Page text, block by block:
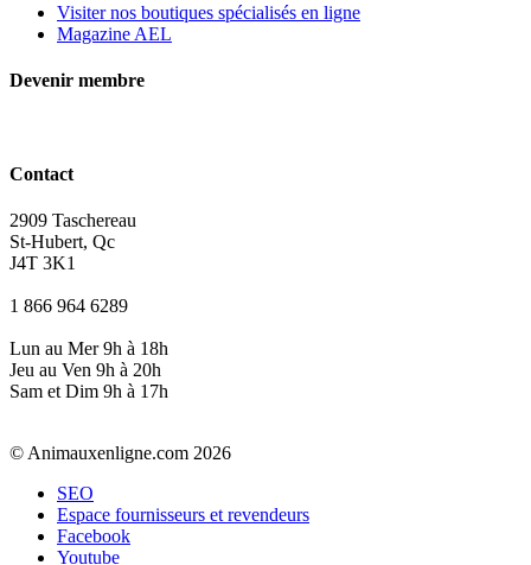
Visiter nos boutiques spécialisés en ligne
Magazine AEL
Devenir membre
Contact
2909 Taschereau
St-Hubert, Qc
J4T 3K1
1 866 964 6289
Lun au Mer 9h à 18h
Jeu au Ven 9h à 20h
Sam et Dim 9h à 17h
© Animauxenligne.com 2026
SEO
Espace fournisseurs et revendeurs
Facebook
Youtube